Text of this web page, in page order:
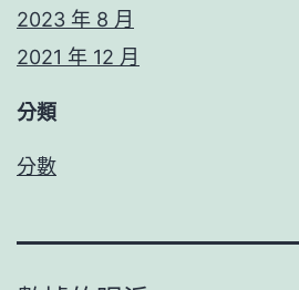
2023 年 8 月
2021 年 12 月
分類
分數